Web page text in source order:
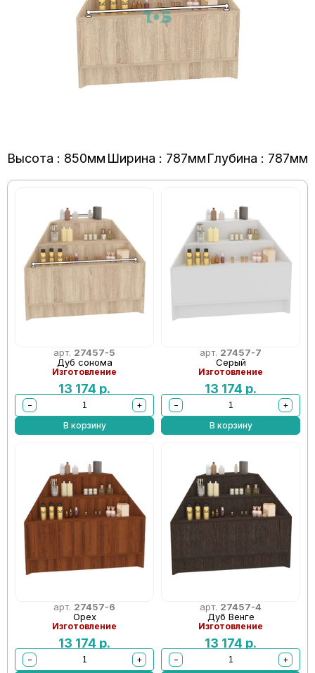
Высота : 850мм Ширина : 787ммГлубина : 787мм
арт. 27457-5
Дуб сонома
Изготовление
13 174 р.
−
+
В корзину
арт. 27457-7
Серый
Изготовление
13 174 р.
−
+
В корзину
арт. 27457-6
Орех
Изготовление
13 174 р.
−
+
арт. 27457-4
Дуб Венге
Изготовление
13 174 р.
−
+